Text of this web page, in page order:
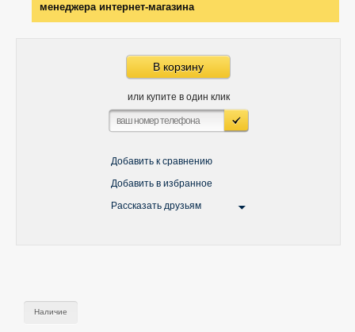
менеджера интернет-магазина
В корзину
или купите в один клик
Добавить к сравнению
Добавить в избранное
Рассказать друзьям
Наличие